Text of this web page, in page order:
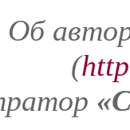
Об
(